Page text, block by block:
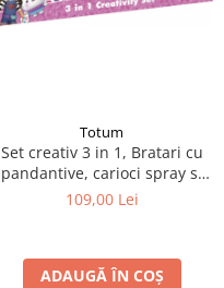
Totum
Set creativ 3 in 1, Bratari cu
pandantive, carioci spray si
diamont painting, Gabby's
109,00 Lei
ADAUGĂ ÎN COȘ